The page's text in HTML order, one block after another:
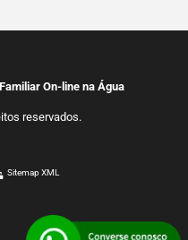
On-line na Água
reservados.
Sitemap XML